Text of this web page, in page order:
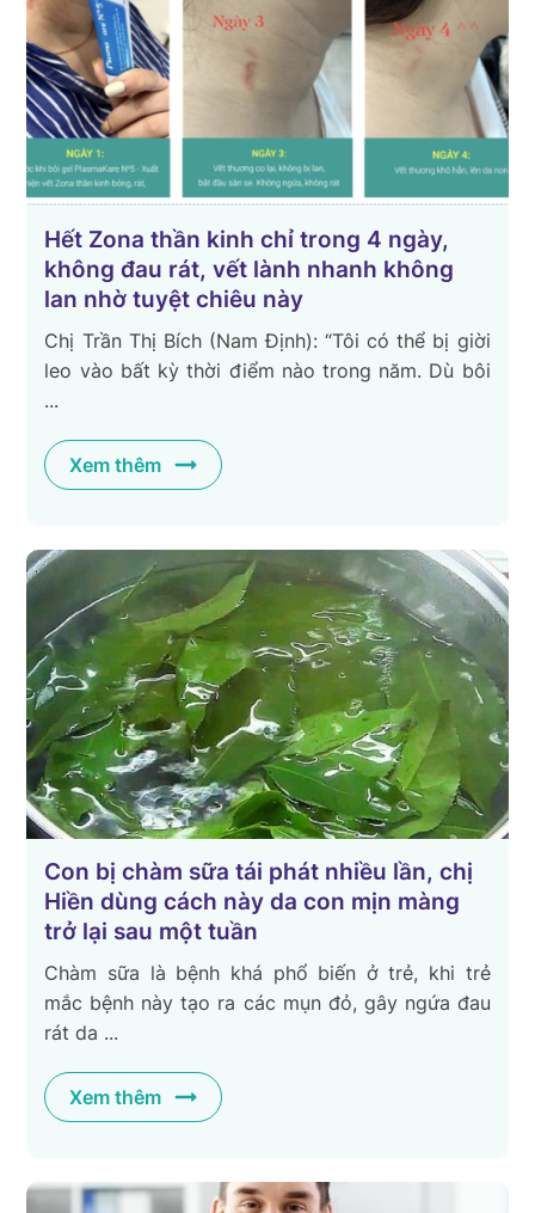
Hết Zona thần kinh chỉ trong 4 ngày,
không đau rát, vết lành nhanh không
lan nhờ tuyệt chiêu này
Chị Trần Thị Bích (Nam Định): “Tôi có thể bị giời
leo vào bất kỳ thời điểm nào trong năm. Dù bôi
...
Xem thêm
Con bị chàm sữa tái phát nhiều lần, chị
Hiền dùng cách này da con mịn màng
trở lại sau một tuần
Chàm sữa là bệnh khá phổ biến ở trẻ, khi trẻ
mắc bệnh này tạo ra các mụn đỏ, gây ngứa đau
rát da ...
Xem thêm